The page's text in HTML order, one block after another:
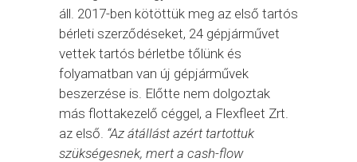
áll. 2017-ben kötöttük meg az első tartós
bérleti szerződéseket, 24 gépjárművet
vettek tartós bérletbe tőlünk és
folyamatban van új gépjárművek
beszerzése is. Előtte nem dolgoztak
más flottakezelő céggel, a Flexfleet Zrt.
az első. “Az átállást azért tartottuk
szükségesnek, mert a cash-flow